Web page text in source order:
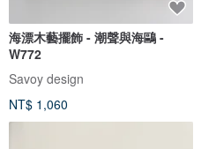
海漂木藝擺飾 - 潮聲與海鷗 -
W772
Savoy design
NT$ 1,060